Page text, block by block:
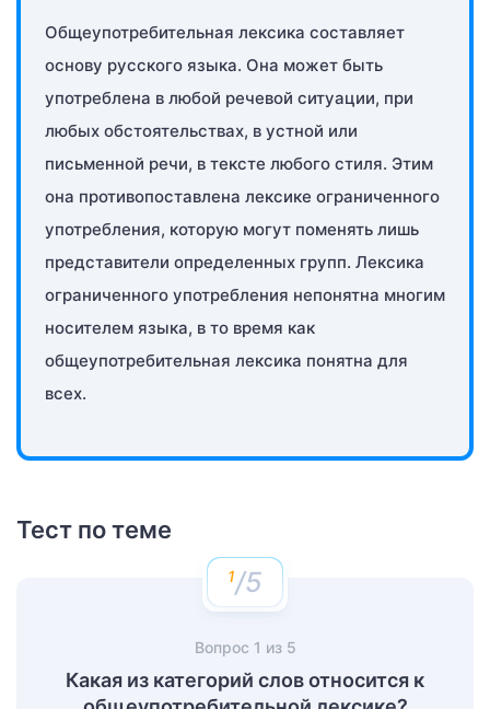
Общеупотребительная лексика составляет
основу русского языка. Она может быть
употреблена в любой речевой ситуации, при
любых обстоятельствах, в устной или
письменной речи, в тексте любого стиля. Этим
она противопоставлена лексике ограниченного
употребления, которую могут поменять лишь
представители определенных групп. Лексика
ограниченного употребления непонятна многим
носителем языка, в то время как
общеупотребительная лексика понятна для
всех.
Тест по теме
/5
Вопрос 1 из 5
Какая из категорий слов относится к